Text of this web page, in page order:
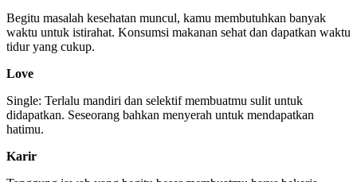
Begitu masalah kesehatan muncul, kamu membutuhkan banyak
waktu untuk istirahat. Konsumsi makanan sehat dan dapatkan waktu
tidur yang cukup.
Love
Single: Terlalu mandiri dan selektif membuatmu sulit untuk
didapatkan. Seseorang bahkan menyerah untuk mendapatkan
hatimu.
Karir